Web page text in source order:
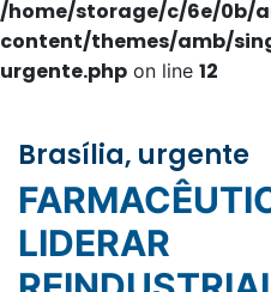
/home/storage/c/6e/0b/
content/themes/amb/
urgente.php on line 12
Brasília, urgente
FARMACÊUTICAS DEVEM
LIDERAR